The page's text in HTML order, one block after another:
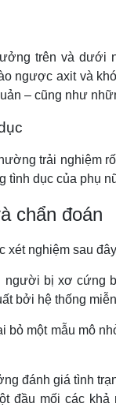
trên và dưới
ngược axit và
– cũng như
trải nghiệm
tình dục của phụ
chẩn đoán
xét nghiệm sau
người bị xơ cứng
bởi hệ thống
bỏ một mẫu mô
đánh giá tình
đầu mối các